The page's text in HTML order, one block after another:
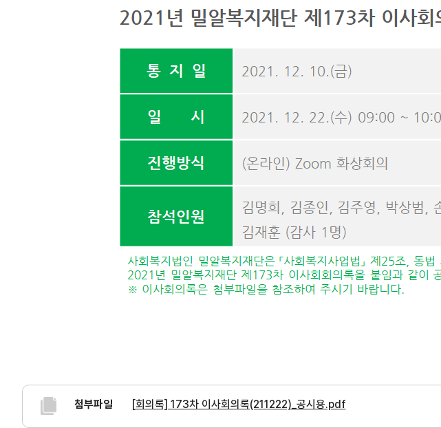
첨부파일 [회의록] 173차 이사회의록(211222)_공시용.pdf